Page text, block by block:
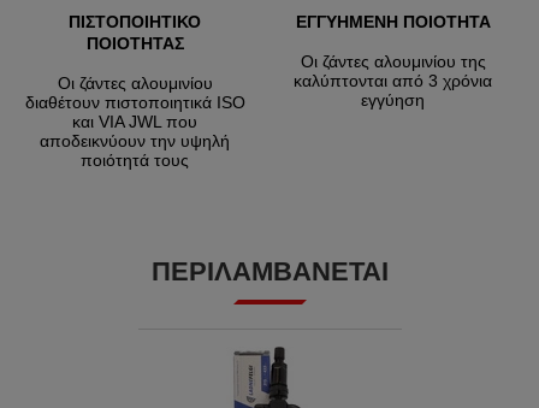
ΠΙΣΤΟΠΟΙΗΤΙΚΟ
ΠΟΙΟΤΗΤΑΣ
Οι ζάντες αλουμινίου
διαθέτουν πιστοποιητικά ISO
και VIA JWL που
αποδεικνύουν την υψηλή
ποιότητά τους
ΕΓΓΥΗΜΕΝΗ ΠΟΙΟΤΗΤΑ
Οι ζάντες αλουμινίου της
καλύπτονται από 3 χρόνια
εγγύηση
ΠΕΡΙΛΑΜΒΆΝΕΤΑΙ